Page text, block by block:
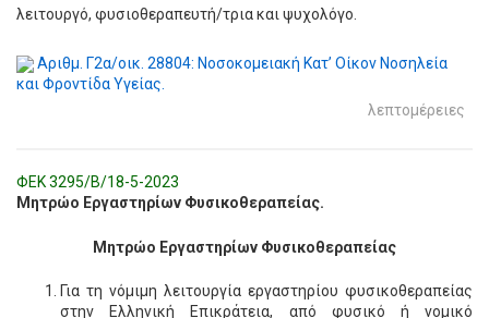
λειτουργό, φυσιοθεραπευτή/τρια και ψυχολόγο.
Αριθμ. Γ2α/οικ. 28804: Νοσοκομειακή Κατ’ Οίκον Νοσηλεία
και Φροντίδα Υγείας.
λεπτομέρειες
ΦΕΚ 3295/Β/18-5-2023
Μητρώο Εργαστηρίων Φυσικοθεραπείας.
Μητρώο Εργαστηρίων Φυσικοθεραπείας
Για τη νόμιμη λειτουργία εργαστηρίου φυσικοθεραπείας
στην Ελληνική Επικράτεια, από φυσικό ή νομικό